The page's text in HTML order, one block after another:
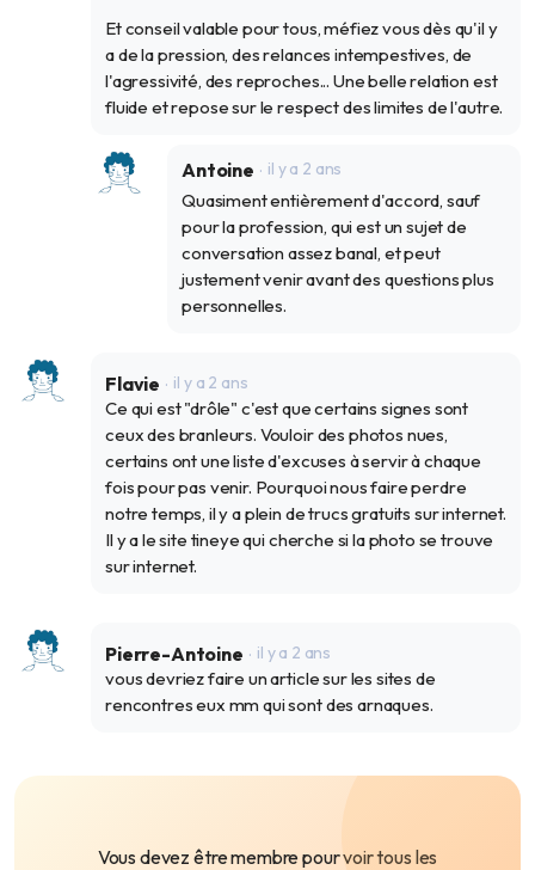
Et conseil valable pour tous, méfiez vous dès qu'il y
a de la pression, des relances intempestives, de
l'agressivité, des reproches... Une belle relation est
fluide et repose sur le respect des limites de l'autre.
Antoine il y a 2 ans
Quasiment entièrement d'accord, sauf
pour la profession, qui est un sujet de
conversation assez banal, et peut
justement venir avant des questions plus
personnelles.
Flavie il y a 2 ans
Ce qui est "drôle" c'est que certains signes sont
ceux des branleurs. Vouloir des photos nues,
certains ont une liste d'excuses à servir à chaque
fois pour pas venir. Pourquoi nous faire perdre
notre temps, il y a plein de trucs gratuits sur internet.
Il y a le site tineye qui cherche si la photo se trouve
sur internet.
Pierre-Antoine il y a 2 ans
vous devriez faire un article sur les sites de
rencontres eux mm qui sont des arnaques.
Vous devez être membre pour voir tous les